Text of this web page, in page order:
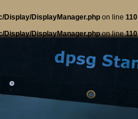
Display/DisplayManager.php on line 110
Display/DisplayManager.phpon line110